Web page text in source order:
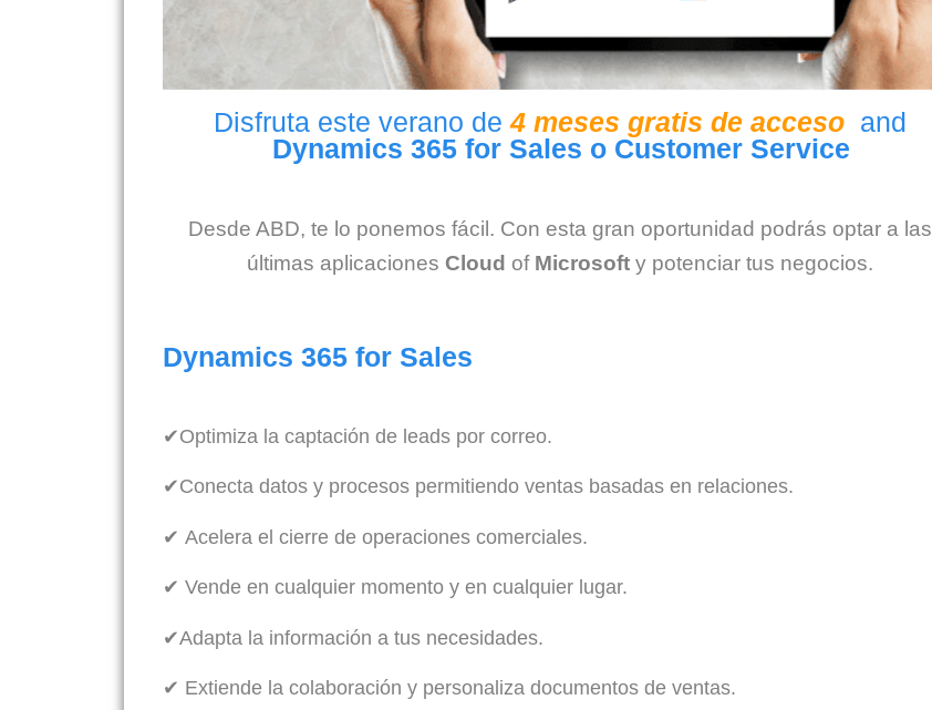
Disfruta este verano de4 meses gratis de acceso and
Dynamics 365 for Sales o Customer Service
Desde ABD, te lo ponemos fácil. Con esta gran oportunidad podrás optar a las
últimas aplicaciones Cloud of Microsofty potenciar tus negocios.
Dynamics 365 for Sales
✔Optimiza la captación de leads por correo.
✔Conecta datos y procesos permitiendo ventas basadas en relaciones.
✔ Acelera el cierre de operaciones comerciales.
✔ Vende en cualquier momento y en cualquier lugar.
✔Adapta la información a tus necesidades.
✔ Extiende la colaboración y personaliza documentos de ventas.